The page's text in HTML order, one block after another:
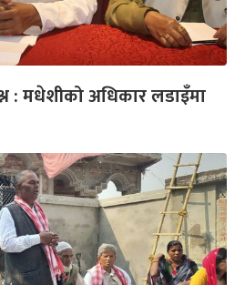
: मधेशीको अधिकार लडाइँमा